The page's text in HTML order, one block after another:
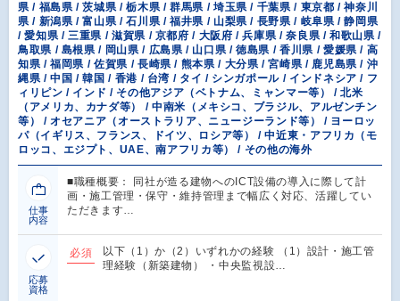
県 / 福島県 / 茨城県 / 栃木県 / 群馬県 / 埼玉県 / 千葉県 / 東京都 / 神奈川
県 / 新潟県 / 富山県 / 石川県 / 福井県 / 山梨県 / 長野県 / 岐阜県 / 静岡県
/ 愛知県 / 三重県 / 滋賀県 / 京都府 / 大阪府 / 兵庫県 / 奈良県 / 和歌山県 /
鳥取県 / 島根県 / 岡山県 / 広島県 / 山口県 / 徳島県 / 香川県 / 愛媛県 / 高
知県 / 福岡県 / 佐賀県 / 長崎県 / 熊本県 / 大分県 / 宮崎県 / 鹿児島県 / 沖
縄県 / 中国 / 韓国 / 香港 / 台湾 / タイ / シンガポール / インドネシア / フ
ィリピン / インド / その他アジア（ベトナム、ミャンマー等） / 北米
（アメリカ、カナダ等） / 中南米（メキシコ、ブラジル、アルゼンチン
等） / オセアニア（オーストラリア、ニュージーランド等） / ヨーロッ
パ（イギリス、フランス、ドイツ、ロシア等） / 中近東・アフリカ（モ
ロッコ、エジプト、UAE、南アフリカ等） / その他の海外
仕事
内容
■職種概要： 同社が造る建物へのICT設備の導入に際して計
画・施工管理・保守・維持管理まで幅広く対応、活躍してい
ただきます…
応募
資格
必須
以下（1）か（2）いずれかの経験 （1）設計・施工管
理経験（新築建物） ・中央監視設…